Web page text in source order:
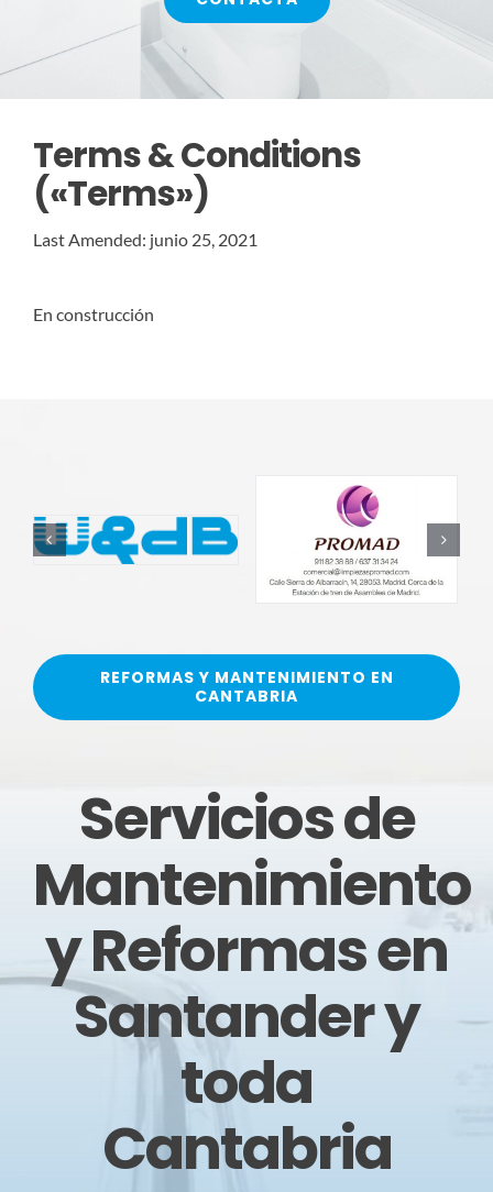
CONTACTO
SERVICIOS
Terms & Conditions
(«Terms»)
Last Amended: junio 25, 2021
En construcción
REFORMAS Y MANTENIMIENTO EN
CANTABRIA
Servicios de
Mantenimiento
y Reformas en
Santander y
toda
Cantabria